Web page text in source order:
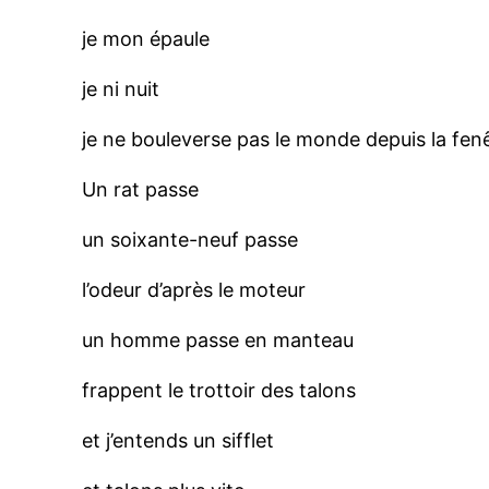
je mon épaule
je ni nuit
je ne bouleverse pas le monde depuis la
Un rat passe
un soixante-neuf passe
l’odeur d’après le moteur
un homme passe en manteau
frappent le trottoir des talons
et j’entends un sifflet